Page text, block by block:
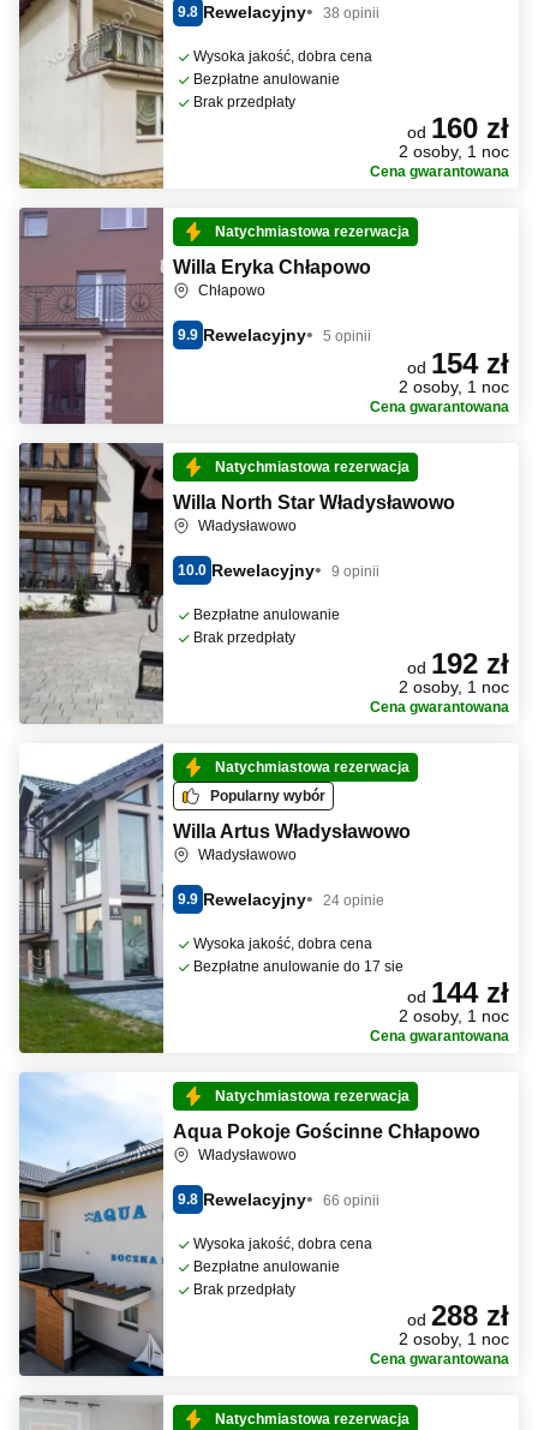
9.8 Rewelacyjny 38 opinii
Wysoka jakość, dobra cena
Bezpłatne anulowanie
Brak przedpłaty
od 160 zł
2 osoby, 1 noc
Cena gwarantowana
Natychmiastowa rezerwacja
Willa Eryka Chłapowo
Chłapowo
9.9 Rewelacyjny 5 opinii
od 154 zł
2 osoby, 1 noc
Cena gwarantowana
Natychmiastowa rezerwacja
Willa North Star Władysławowo
Władysławowo
10.0 Rewelacyjny 9 opinii
Bezpłatne anulowanie
Brak przedpłaty
od 192 zł
2 osoby, 1 noc
Cena gwarantowana
Natychmiastowa rezerwacja
Popularny wybór
Willa Artus Władysławowo
Władysławowo
9.9 Rewelacyjny 24 opinie
Wysoka jakość, dobra cena
Bezpłatne anulowanie do 17 sie
od 144 zł
2 osoby, 1 noc
Cena gwarantowana
Natychmiastowa rezerwacja
Aqua Pokoje Gościnne Chłapowo
Władysławowo
9.8 Rewelacyjny 66 opinii
Wysoka jakość, dobra cena
Bezpłatne anulowanie
Brak przedpłaty
od 288 zł
2 osoby, 1 noc
Cena gwarantowana
Natychmiastowa rezerwacja